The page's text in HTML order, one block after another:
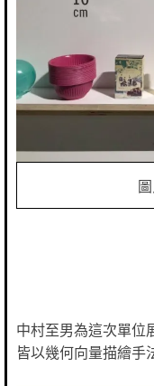
中村至男為這次單位
皆以幾何向量描繪手